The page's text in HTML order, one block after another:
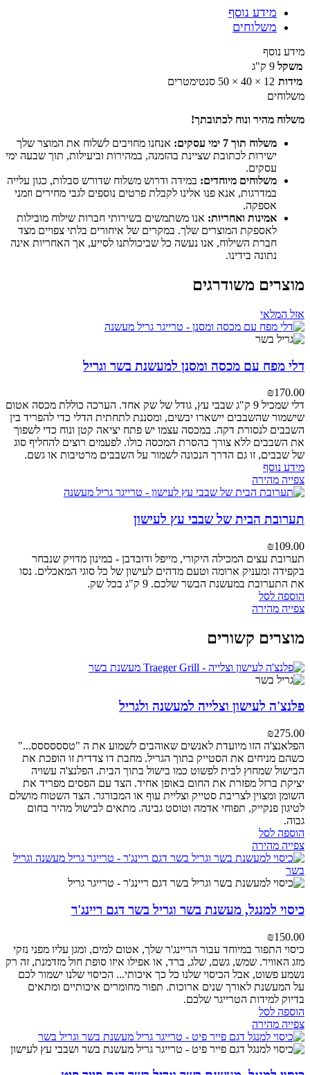
מידע נוסף
משלוחים
מידע נוסף
משקל 9 ק"ג
מידות 12 × 40 × 50 סנטימטרים
משלוחים
משלוח מהיר ונוח לכתובתך!
משלוח תוך 7 ימי עסקים:
אנחנו מחויבים לשלוח את המוצר שלך
ישירות לכתובת שציינת בהזמנה, במהירות וביעילות, תוך שבעה ימי
עסקים.
משלוחים מיוחדים: במידה ודרוש משלוח שדורש סבלות, כגון עלייה
במדרגות, אנא פנו אלינו לקבלת פרטים נוספים לגבי מחירים וזמני
אספקה.
אמינות ואחריות: אנו משתמשים בשירותי חברות שילוח מובילות
לאספקת המוצרים שלך. במקרים של איחורים בלתי צפויים מצד
חברת השילוח, אנו נעשה כל שביכולתנו לסייע, אך האחריות אינה
נתונה בידינו.
מוצרים משודרגים
אזל המלאי
דלי מפח עם מכסה ומסנן למעשנת בשר וגריל
₪170.00
דלי שמכיל 9 ק"ג שבבי עץ, גודל של שק אחד.
הערכה כוללת מכסה אטום
שישמור שהשבבים יישארו יבשים, ומסננת לתחתית הדלי כדי להפריד בין
השבבים לנסורת דקה. במכסה עצמו יש פתח יציאה קטן ונוח כדי לשפוך
את השבבים ללא צורך בהסרת המכסה כולו. לפעמים רוצים להחליף סוג
של שבבים, זו גם הדרך הנכונה לשמור על השבבים מרטיבות או גשם.
מידע נוסף
צפייה מהירה
תערובת הבית של שבבי עץ לעישון
₪109.00
תערובת עצים המכילה היקורי, מייפל ודובדבן - במינון מדויק שנבחר
בקפידה ומעניק ארומה וטעם מדהים לעישון של כל סוגי המאכלים. נסו
את התערובת במעשנת הבשר שלכם. 9 ק"ג בכל שק.
הוספה לסל
צפייה מהירה
מוצרים קשורים
פלנצ'ה לעישון וצלייה למעשנה ולגריל
₪275.00
הפלאנצ'ה הזו מיועדת לאנשים שאוהבים לשמוע את ה "טסססססס..."
כשהם מניחים את הסטייק בתוך הגריל. מחבת דו צדדית זו הופכת את
הבישול שמחוץ לבית לפשוט כמו בישול בתוך הבית. הפלנצ'ה עשויה
יציקת ברזל מפזרת את החום באופן אחיד. הצד עם הפסים מפריד את
השומן ומצוין לצריבת סטייק וצליית עוף או המבורגר. הצד השטוח מושלם
לטיגון פנקייק, תפוחי אדמה וטוסט גבינה. מתאים לבישול מהיר בחום
גבוה.
הוספה לסל
צפייה מהירה
כיסוי למנגל, מעשנת בשר וגריל בשר דגם ריינג'ר
₪150.00
כיסוי התפור במיוחד עבור הריינג'ר שלך, אטום למים, ומגן עליו מפני נזקי
מזג האוויר. שמש, גשם, שלג, ברד, או אפילו איזו סופת חול מזדמנת, זה רק
נשמע פשוט, אבל הכיסוי שלנו כל כך איכותי... הכיסוי שלנו ישמור לכם
על המעשנת לאורך שנים ארוכות. תפור מחומרים איכותיים ומתאים
בדיוק למידות הטרייגר שלכם.
הוספה לסל
צפייה מהירה